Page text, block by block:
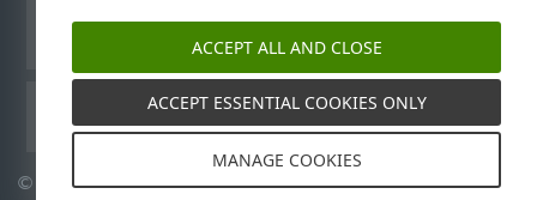
Outros produtos ESET
© 1992-2026ESET, spol. s r.o. - Todos os direitos reservados.
ACCEPT ALL AND CLOSE
ACCEPT ESSENTIAL COOKIES ONLY
MANAGE COOKIES